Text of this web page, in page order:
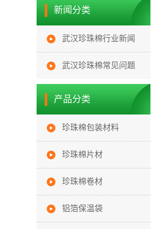
新闻分类
武汉珍珠棉行业新闻
武汉珍珠棉常见问题
产品分类
珍珠棉包装材料
珍珠棉片材
珍珠棉卷材
铝箔保温袋